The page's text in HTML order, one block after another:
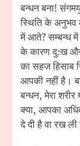
बन्धन बना!
स्थिति के अनुभव
में आते? सम्बन्ध में
के कारण दु:ख और
का सहज हिसाब
आपकी नहीं है।
बन्धन, मेरा
क्या, आपका
दे दी है वा रख